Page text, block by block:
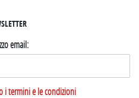
email:
i termini e le condizioni